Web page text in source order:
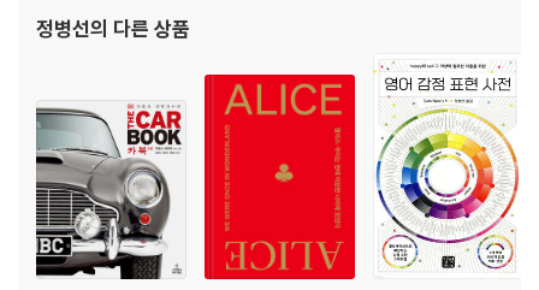
정병선의 다른 상품